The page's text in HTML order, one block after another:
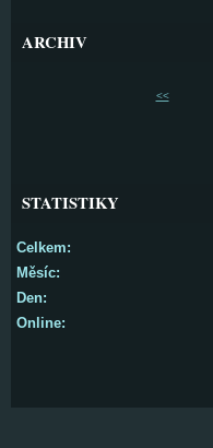
ARCHIV
<<
STATISTIKY
Online:
Celkem:
Měsíc:
Den: